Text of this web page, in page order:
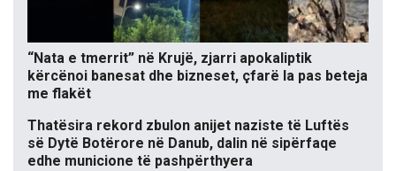
“Nata e tmerrit” në Krujë, zjarri apokaliptik
kërcënoi banesat dhe bizneset, çfarë la pas beteja
me flakët
Thatësira rekord zbulon anijet naziste të Luftës
së Dytë Botërore në Danub, dalin në sipërfaqe
edhe municione të pashpërthyera